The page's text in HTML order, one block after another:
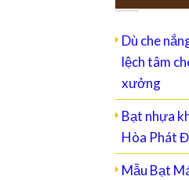
Dù che
lệch tâm
xưởng
Bạt nhựa
Hòa Phát
Mẫu Bạt